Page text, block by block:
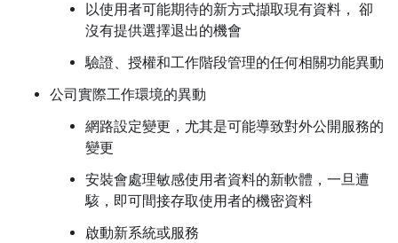
以使用者可能期待的新方式擷取現有資料， 卻
沒有提供選擇退出的機會
驗證、授權和工作階段管理的任何相關功能異動
公司實際工作環境的異動
網路設定變更，尤其是可能導致對外公開服務的
變更
安裝會處理敏感使用者資料的新軟體，一旦遭
駭，即可間接存取使用者的機密資料
啟動新系統或服務